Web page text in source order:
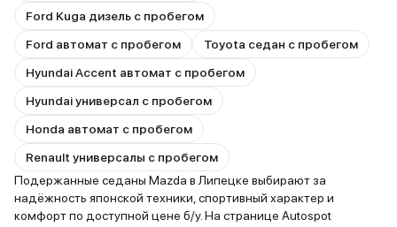
Ford Kuga дизель с пробегом
Ford автомат с пробегом
Toyota седан с пробегом
Hyundai Accent автомат с пробегом
Hyundai универсал с пробегом
Honda автомат с пробегом
Renault универсалы с пробегом
Подержанные седаны Mazda в Липецке выбирают за
надёжность японской техники, спортивный характер и
комфорт по доступной цене б/у. На странице Autospot